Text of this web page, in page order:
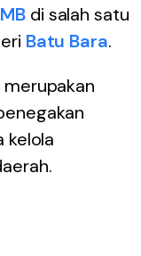
di salah satu
Batu Bara.
kelola